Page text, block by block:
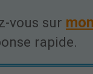
vous sur
rapide.